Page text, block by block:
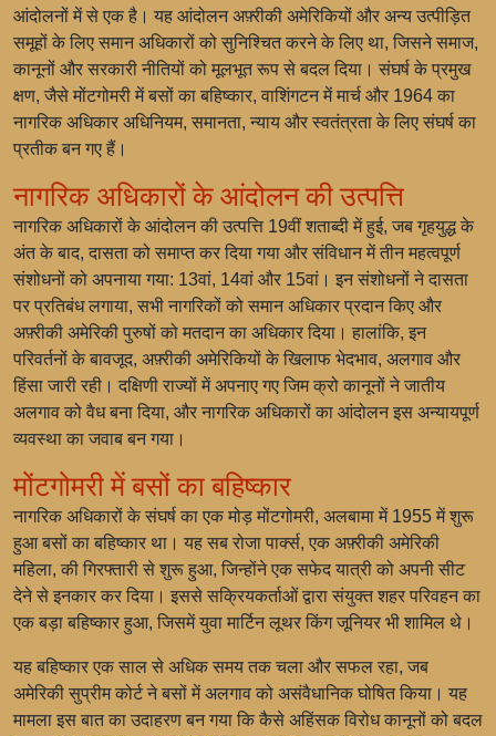
आंदोलनों में से एक है। यह आंदोलन अफ़्रीकी अमेरिकियों और अन्य उत्पीड़ित
समूहों के लिए समान अधिकारों को सुनिश्चित करने के लिए था, जिसने समाज,
कानूनों और सरकारी नीतियों को मूलभूत रूप से बदल दिया। संघर्ष के प्रमुख
क्षण, जैसे मोंटगोमरी में बसों का बहिष्कार, वाशिंगटन में मार्च और 1964 का
नागरिक अधिकार अधिनियम, समानता, न्याय और स्वतंत्रता के लिए संघर्ष का
प्रतीक बन गए हैं।
नागरिक अधिकारों के आंदोलन की उत्पत्ति
नागरिक अधिकारों के आंदोलन की उत्पत्ति 19वीं शताब्दी में हुई, जब गृहयुद्ध के
अंत के बाद, दासता को समाप्त कर दिया गया और संविधान में तीन महत्वपूर्ण
संशोधनों को अपनाया गया: 13वां, 14वां और 15वां। इन संशोधनों ने दासता
पर प्रतिबंध लगाया, सभी नागरिकों को समान अधिकार प्रदान किए और
अफ़्रीकी अमेरिकी पुरुषों को मतदान का अधिकार दिया। हालांकि, इन
परिवर्तनों के बावजूद, अफ़्रीकी अमेरिकियों के खिलाफ भेदभाव, अलगाव और
हिंसा जारी रही। दक्षिणी राज्यों में अपनाए गए जिम क्रो कानूनों ने जातीय
अलगाव को वैध बना दिया, और नागरिक अधिकारों का आंदोलन इस अन्यायपूर्ण
व्यवस्था का जवाब बन गया।
मोंटगोमरी में बसों का बहिष्कार
नागरिक अधिकारों के संघर्ष का एक मोड़ मोंटगोमरी, अलबामा में 1955 में शुरू
हुआ बसों का बहिष्कार था। यह सब रोजा पार्क्स, एक अफ़्रीकी अमेरिकी
महिला, की गिरफ्तारी से शुरू हुआ, जिन्होंने एक सफेद यात्री को अपनी सीट
देने से इनकार कर दिया। इससे सक्रियकर्ताओं द्वारा संयुक्त शहर परिवहन का
एक बड़ा बहिष्कार हुआ, जिसमें युवा मार्टिन लूथर किंग जूनियर भी शामिल थे।
यह बहिष्कार एक साल से अधिक समय तक चला और सफल रहा, जब
अमेरिकी सुप्रीम कोर्ट ने बसों में अलगाव को असंवैधानिक घोषित किया। यह
मामला इस बात का उदाहरण बन गया कि कैसे अहिंसक विरोध कानूनों को बदल